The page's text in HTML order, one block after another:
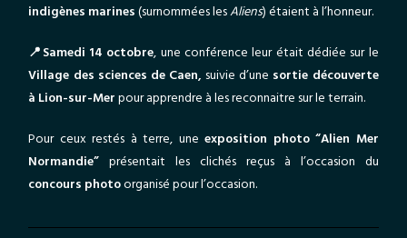
indigènes marines (surnommées lesAliens) étaient à l’honneur.
📍Samedi 14 octobre, une conférence leur était dédiée sur le
Village des sciences de Caen, suivie d’une sortie découverte
à Lion-sur-Merpour apprendre à les reconnaitre sur le terrain.
Pour ceux restés à terre, uneexposition photo “Alien Mer
Normandie” présentait les clichés reçus à l’occasion du
concours photoorganisé pour l’occasion.